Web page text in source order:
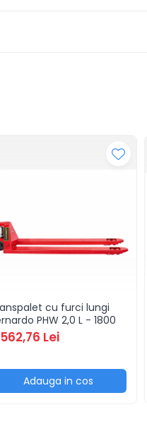
cu furci lungi
PHW 2,0 L - 1800
Lei
Adauga in cos